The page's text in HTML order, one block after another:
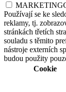
Používají se ke
reklamy, tj.
stránkách třetích
souladu s těmito
nástroje externích
budou použity
Cookie